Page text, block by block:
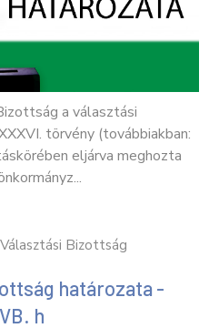
a választási
törvény (továbbiakban:
eljárva meghozta
Bizottság
határozata -
h